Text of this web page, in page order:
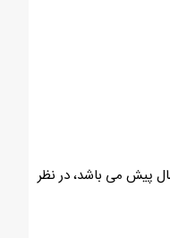
ساز های بادی می دانند. در این مورد بحث های مختلفی وجود دارد که قدمت آن را مصادف با شهر نشینی قوم کرد که در حدود 6 هزار سال پیش می باشد، در نظر